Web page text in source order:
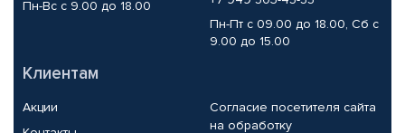
Пн-Вс с 9.00 до 18.00
Пн-Пт с 09.00 до 18.00, Сб с
9.00 до 15.00
Клиентам
Акции
Согласие посетителя сайта
на обработку